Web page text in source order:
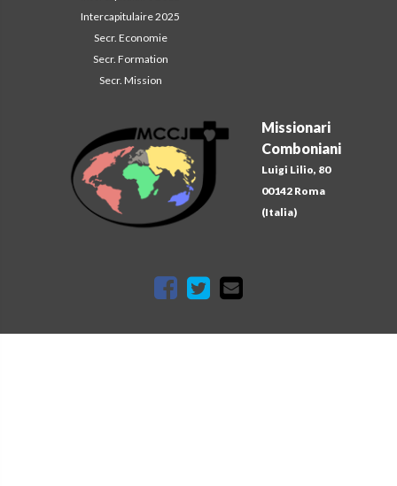
Missionari
Comboniani
Luigi Lilio, 80
00142 Roma
(Italia)
Intercapitulaire 2025
Secr. Economie
Secr. Formation
Secr. Mission